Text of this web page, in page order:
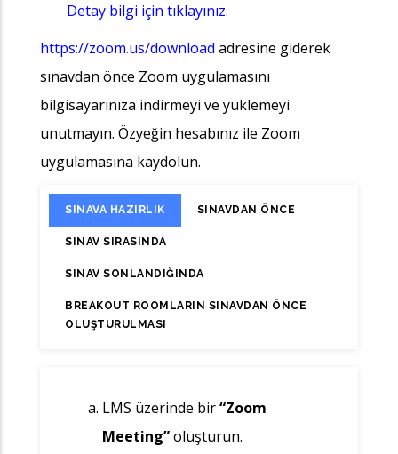
Detay bilgi için tıklayınız.
https://zoom.us/download adresine giderek
sınavdan önce Zoom uygulamasını
bilgisayarınıza indirmeyi ve yüklemeyi
unutmayın. Özyeğin hesabınız ile Zoom
uygulamasına kaydolun.
SINAVA HAZIRLIK SINAVDAN ÖNCE
SINAV SIRASINDA
SINAV SONLANDIĞINDA
BREAKOUT ROOMLARIN SINAVDAN ÖNCE
OLUŞTURULMASI
LMS üzerinde bir“Zoom
Meeting”oluşturun.